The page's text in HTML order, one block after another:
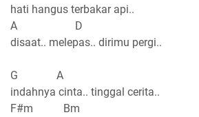
hati hangus terbakar api..
A D
disaat.. melepas.. dirimu pergi..
G A
indahnya cinta.. tinggal cerita..
F#m Bm